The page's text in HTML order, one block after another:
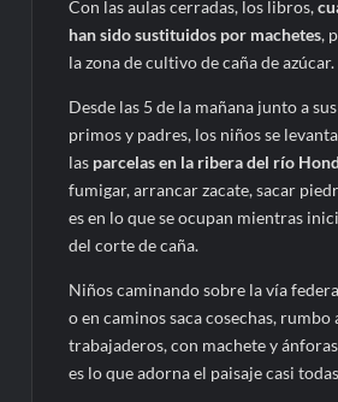
Con las aulas cerradas, los libros,
han sido sustituidos por machetes,
la zona de cultivo de caña de azúcar.
Desde las 5 de la mañana junto a
primos y padres, los niños se
las parcelas en la ribera del río
fumigar, arrancar zacate, sacar
es en lo que se ocupan mientras
del corte de caña.
Niños caminando sobre la vía
o en caminos saca cosechas, rumbo
trabajaderos, con machete y
es lo que adorna el paisaje casi